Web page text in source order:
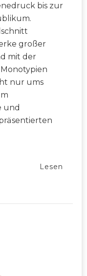
bis zur
großer
mit der
nur ums
und
Lesen